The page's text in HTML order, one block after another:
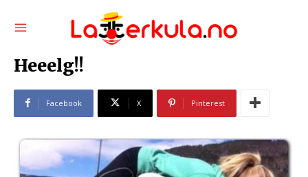
Heeelg!!
Facebook X Pinterest